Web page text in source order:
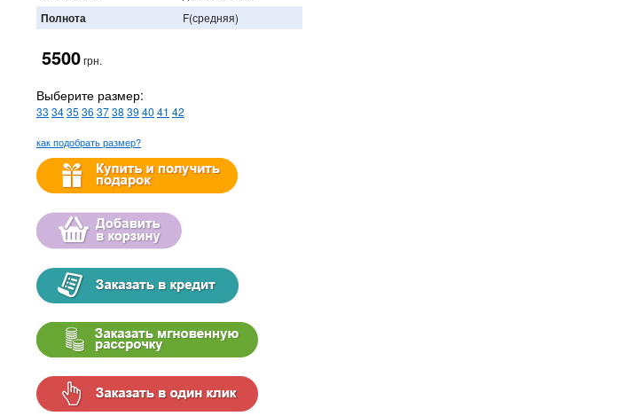
Полнота F(средняя)
5500грн.
Выберите размер:
33 3435 36 3738 39 40 41 42
как подобрать размер?